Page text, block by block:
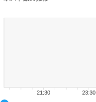
23:30
21:30